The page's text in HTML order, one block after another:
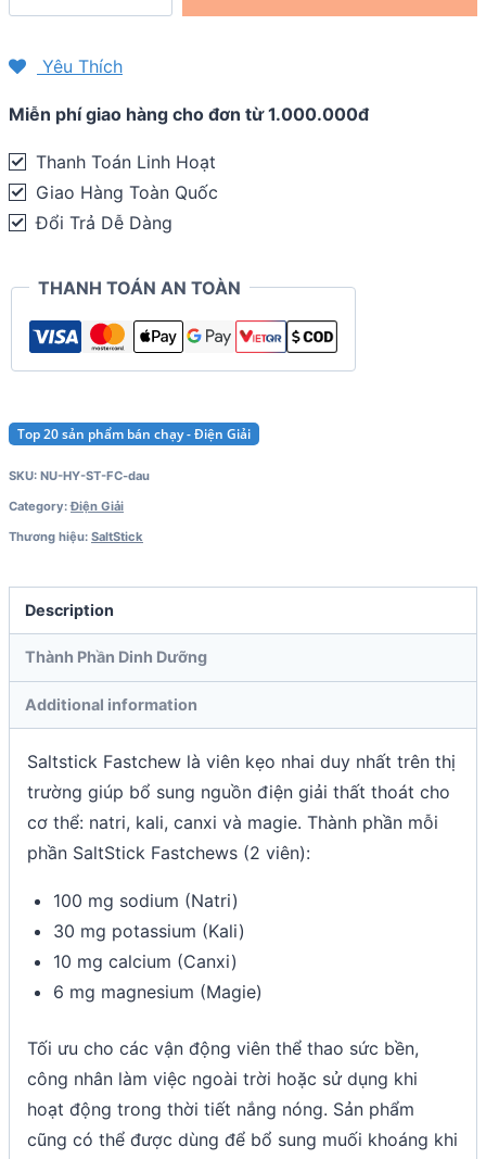
điện
SaltStick
Fastchews
(gói
10
Yêu Thích
Miễn phí giao hàng cho đơn từ 1.000.000đ
Thanh Toán Linh Hoạt
Giao Hàng Toàn Quốc
Đổi Trả Dễ Dàng
THANH TOÁN AN TOÀN
Top 20 sản phẩm bán chạy - Điện Giải
SKU: NU-HY-ST-FC-dau
Category:Điện Giải
Thương hiệu: SaltStick
Description
Thành Phần Dinh Dưỡng
Additional information
Saltstick Fastchew là viên kẹo nhai duy nhất trên thị
trường giúp bổ sung nguồn điện giải thất thoát cho
cơ thể: natri, kali, canxi và magie. Thành phần mỗi
phần SaltStick Fastchews (2 viên):
100 mg sodium (Natri)
30 mg potassium (Kali)
10 mg calcium (Canxi)
6 mg magnesium (Magie)
Tối ưu cho các vận động viên thể thao sức bền,
công nhân làm việc ngoài trời hoặc sử dụng khi
hoạt động trong thời tiết nắng nóng. Sản phẩm
cũng có thể được dùng để bổ sung muối khoáng khi